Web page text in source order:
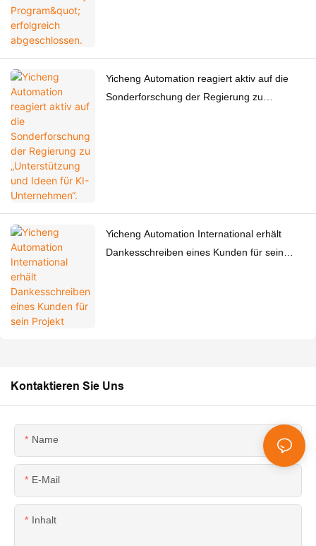
Yicheng Automation reagiert aktiv auf die
Sonderforschung der Regierung zu
Yicheng Automation International erhält
Dankesschreiben eines Kunden für sein
Kontaktieren Sie Uns
Name
E-Mail
Inhalt